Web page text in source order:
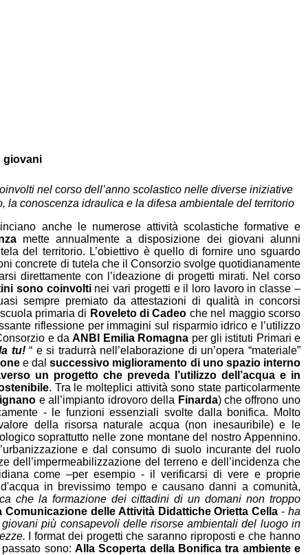
giovani
nel corso dell’anno scolastico nelle diverse iniziative
la conoscenza idraulica e la difesa ambientale del territorio
anche le numerose attività scolastiche formative e
mette annualmente a disposizione dei giovani alunni
del territorio. L’obiettivo è quello di fornire uno sguardo
concrete di tutela che il Consorzio svolge quotidianamente
direttamente con l’ideazione di progetti mirati. Nel corso
sono coinvoltinei vari progetti e il loro lavoro in classe –
sempre premiato da attestazioni di qualità in concorsi
primaria di Roveleto di Cadeo che nel maggio scorso
riflessione per immagini sul risparmio idrico e l’utilizzo
e daANBI Emilia Romagna per gli istituti Primari e
tu!“ e si tradurrà nell’elaborazione di un’opera “materiale”
e dalsuccessivo miglioramento di uno spazio interno
un progetto che preveda l’utilizzo dell’acqua e in
. Tra le molteplici attività sono state particolarmente
e all’impianto idrovoro della Finarda) che offrono uno
- le funzioni essenziali svolte dalla bonifica. Molto
della risorsa naturale acqua (non inesauribile) e le
soprattutto nelle zone montane del nostro Appennino.
e dal consumo di suolo incurante del ruolo
dell’impermeabilizzazione del terreno e dell’incidenza che
come –per esempio - il verificarsi di vere e proprie
in brevissimo tempo e causano danni a comunità,
che la formazione dei cittadini di un domani non troppo
Comunicazione delle Attività Didattiche Orietta Cella - ha
più consapevoli delle risorse ambientali del luogo in
I format dei progetti che saranno riproposti e che hanno
sono: Alla Scoperta della Bonifica tra ambiente e